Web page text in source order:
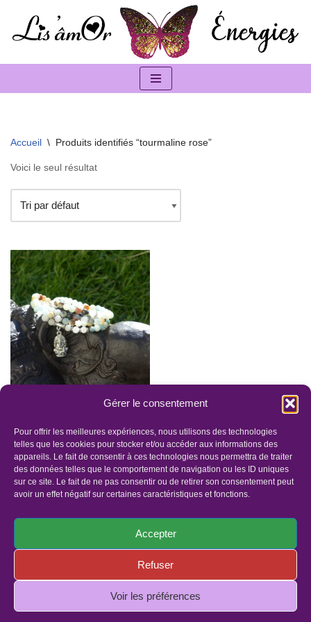
Gérer le consentement
Pour offrir les meilleures expériences, nous utilisons des technologies
telles que les cookies pour stocker et/ou accéder aux informations des
appareils. Le fait de consentir à ces technologies nous permettra de traiter
des données telles que le comportement de navigation ou les ID uniques
sur ce site. Le fait de ne pas consentir ou de retirer son consentement peut
avoir un effet négatif sur certaines caractéristiques et fonctions.
Accepter
Refuser
Voir les préférences
Aller
Accueil \ Produits identifiés “tourmaline rose”
Voici le seul résultat
INTENTIONNELLE
ENERGETIQUE
54.00 – 72.00
Politique de confidentialité
Politique de cookies (UE)